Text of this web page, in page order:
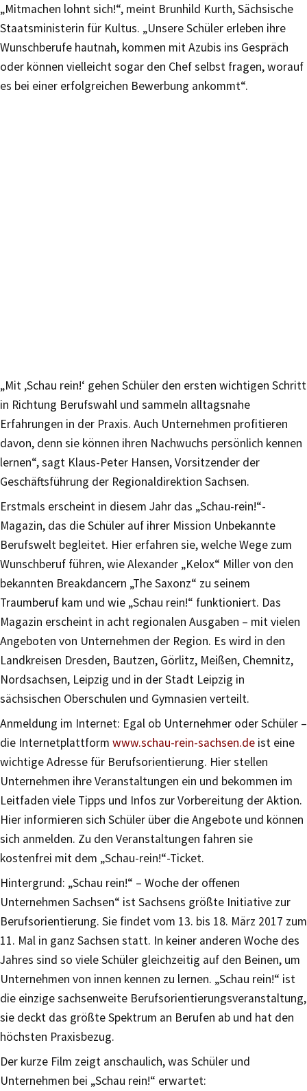
„Mitmachen lohnt sich!“, meint Brunhild Kurth, Sächsische
Staatsministerin für Kultus. „Unsere Schüler erleben ihre
Wunschberufe hautnah, kommen mit Azubis ins Gespräch
oder können vielleicht sogar den Chef selbst fragen, worauf
es bei einer erfolgreichen Bewerbung ankommt“.
„Mit ‚Schau rein!‘ gehen Schüler den ersten wichtigen Schritt
in Richtung Berufswahl und sammeln alltagsnahe
Erfahrungen in der Praxis. Auch Unternehmen profitieren
davon, denn sie können ihren Nachwuchs persönlich kennen
lernen“, sagt Klaus-Peter Hansen, Vorsitzender der
Geschäftsführung der Regionaldirektion Sachsen.
Erstmals erscheint in diesem Jahr das „Schau-rein!“-
Magazin, das die Schüler auf ihrer Mission Unbekannte
Berufswelt begleitet. Hier erfahren sie, welche Wege zum
Wunschberuf führen, wie Alexander „Kelox“ Miller von den
bekannten Breakdancern „The Saxonz“ zu seinem
Traumberuf kam und wie „Schau rein!“ funktioniert. Das
Magazin erscheint in acht regionalen Ausgaben – mit vielen
Angeboten von Unternehmen der Region. Es wird in den
Landkreisen Dresden, Bautzen, Görlitz, Meißen, Chemnitz,
Nordsachsen, Leipzig und in der Stadt Leipzig in
sächsischen Oberschulen und Gymnasien verteilt.
Anmeldung im Internet: Egal ob Unternehmer oder Schüler –
die Internetplattform www.schau-rein-sachsen.de ist eine
wichtige Adresse für Berufsorientierung. Hier stellen
Unternehmen ihre Veranstaltungen ein und bekommen im
Leitfaden viele Tipps und Infos zur Vorbereitung der Aktion.
Hier informieren sich Schüler über die Angebote und können
sich anmelden. Zu den Veranstaltungen fahren sie
kostenfrei mit dem „Schau-rein!“-Ticket.
Hintergrund: „Schau rein!“ – Woche der offenen
Unternehmen Sachsen“ ist Sachsens größte Initiative zur
Berufsorientierung. Sie findet vom 13. bis 18. März 2017 zum
11. Mal in ganz Sachsen statt. In keiner anderen Woche des
Jahres sind so viele Schüler gleichzeitig auf den Beinen, um
Unternehmen von innen kennen zu lernen. „Schau rein!“ ist
die einzige sachsenweite Berufsorientierungsveranstaltung,
sie deckt das größte Spektrum an Berufen ab und hat den
höchsten Praxisbezug.
Der kurze Film zeigt anschaulich, was Schüler und
Unternehmen bei „Schau rein!“ erwartet: